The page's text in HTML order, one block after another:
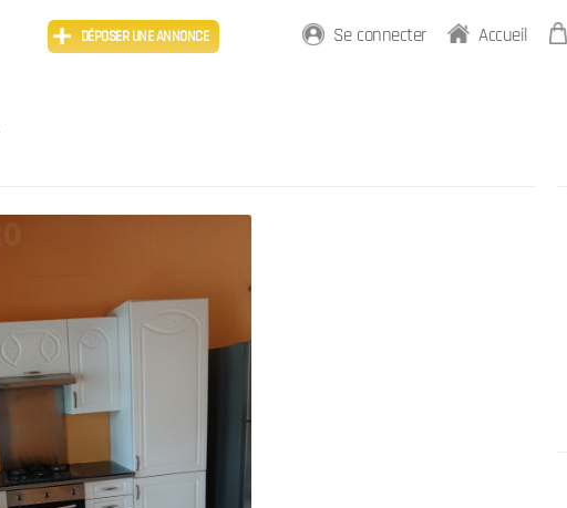
DÉPOSER UNE ANNONCE Se connecter Accueil